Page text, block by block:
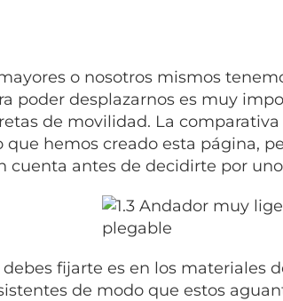
o nosotros mismos
poder desplazarnos es muy
de movilidad. La
que hemos creado esta página,
cuenta antes de decidirte por
fijarte es en los materiales
de modo que estos